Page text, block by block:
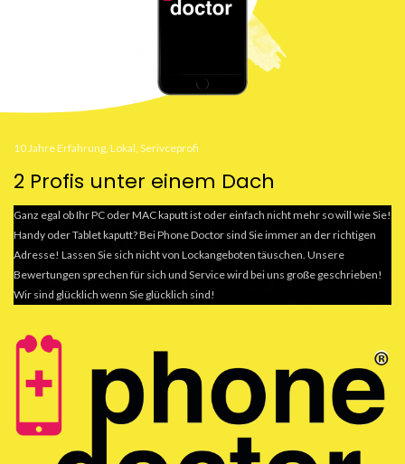
10 Jahre Erfahrung, Lokal, Serivceprofi
2 Profis unter einem Dach
Ganz egal ob Ihr PC oder MAC kaputt ist oder einfach nicht mehr so will wie Sie!
Handy oder Tablet kaputt? Bei Phone Doctor sind Sie immer an der richtigen
Adresse! Lassen Sie sich nicht von Lockangeboten täuschen. Unsere
Bewertungen sprechen für sich und Service wird bei uns große geschrieben!
Wir sind glücklich wenn Sie glücklich sind!